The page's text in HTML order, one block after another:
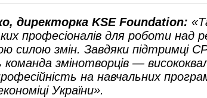
директорка KSE Foundation:
професіоналів для роботи
силою змін. Завдяки підтримці
команда змінотворців —
на навчальних
України».